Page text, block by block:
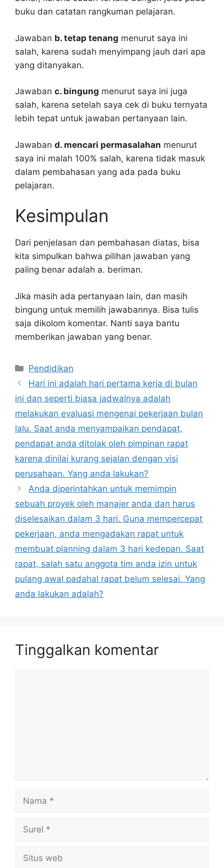
buku dan catatan rangkuman pelajaran.
Jawaban b. tetap tenang menurut saya ini
salah, karena sudah menyimpang jauh dari apa
yang ditanyakan.
Jawaban c. bingung menurut saya ini juga
salah, karena setelah saya cek di buku ternyata
lebih tepat untuk jawaban pertanyaan lain.
Jawaban d. mencari permasalahan menurut
saya ini malah 100% salah, karena tidak masuk
dalam pembahasan yang ada pada buku
pelajaran.
Kesimpulan
Dari penjelasan dan pembahasan diatas, bisa
kita simpulkan bahwa pilihan jawaban yang
paling benar adalah a. beriman.
Jika masih ada pertanyaan lain, dan masih
bingung untuk memilih jawabannya. Bisa tulis
saja dikolom komentar. Nanti saya bantu
memberikan jawaban yang benar.
Kategori
Pendidikan
Hari ini adalah hari pertama kerja di bulan
ini dan seperti biasa jadwalnya adalah
melakukan evaluasi mengenai pekerjaan bulan
lalu. Saat anda menyampaikan pendapat,
pendapat anda ditolak oleh pimpinan rapat
karena dinilai kurang sejalan dengan visi
perusahaan. Yang anda lakukan?
Anda diperintahkan untuk memimpin
sebuah proyek oleh manajer anda dan harus
diselesaikan dalam 3 hari. Guna mempercepat
pekerjaan, anda mengadakan rapat untuk
membuat planning dalam 3 hari kedepan. Saat
rapat, salah satu anggota tim anda izin untuk
pulang awal padahal rapat belum selesai. Yang
anda lakukan adalah?
Tinggalkan komentar
web